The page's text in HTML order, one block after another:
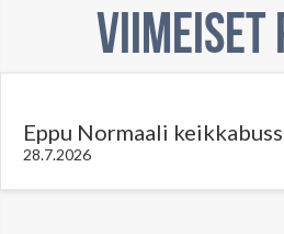
Viimeiset
Eppu Normaali
28.7.2026